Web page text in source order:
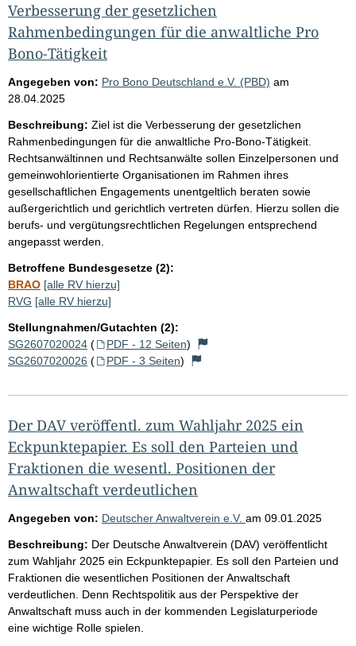
Verbesserung der gesetzlichen
Rahmenbedingungen für die anwaltliche Pro
Bono-Tätigkeit
Angegeben von: Pro Bono Deutschland e.V. (PBD) am
28.04.2025
Beschreibung: Ziel ist die Verbesserung der gesetzlichen
Rahmenbedingungen für die anwaltliche Pro-Bono-Tätigkeit.
Rechtsanwältinnen und Rechtsanwälte sollen Einzelpersonen und
gemeinwohlorientierte Organisationen im Rahmen ihres
gesellschaftlichen Engagements unentgeltlich beraten sowie
außergerichtlich und gerichtlich vertreten dürfen. Hierzu sollen die
berufs- und vergütungsrechtlichen Regelungen entsprechend
angepasst werden.
Betroffene Bundesgesetze (2):
BRAO [alle RV hierzu]
RVG [alle RV hierzu]
Stellungnahmen/Gutachten (2):
SG2607020024 ( PDF - 12 Seiten)
SG2607020026 ( PDF - 3 Seiten)
Der DAV veröffentl. zum Wahljahr 2025 ein
Eckpunktepapier. Es soll den Parteien und
Fraktionen die wesentl. Positionen der
Anwaltschaft verdeutlichen
Angegeben von: Deutscher Anwaltverein e.V. am 09.01.2025
Beschreibung: Der Deutsche Anwaltverein (DAV) veröffentlicht
zum Wahljahr 2025 ein Eckpunktepapier. Es soll den Parteien und
Fraktionen die wesentlichen Positionen der Anwaltschaft
verdeutlichen. Denn Rechtspolitik aus der Perspektive der
Anwaltschaft muss auch in der kommenden Legislaturperiode
eine wichtige Rolle spielen.